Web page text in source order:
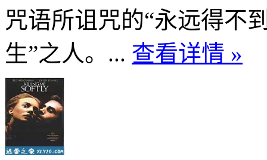
咒语所诅咒的“永远得不
生”之人。... 查看详情 »